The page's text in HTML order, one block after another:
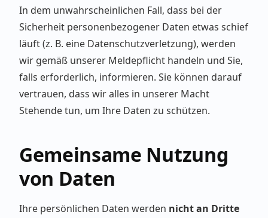
In dem unwahrscheinlichen Fall, dass bei der
Sicherheit personenbezogener Daten etwas schief
läuft (z. B. eine Datenschutzverletzung), werden
wir gemäß unserer Meldepflicht handeln und Sie,
falls erforderlich, informieren. Sie können darauf
vertrauen, dass wir alles in unserer Macht
Stehende tun, um Ihre Daten zu schützen.
Gemeinsame Nutzung
von Daten
Ihre persönlichen Daten werden nicht an Dritte